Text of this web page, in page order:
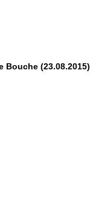
Bouche (23.08.2015)